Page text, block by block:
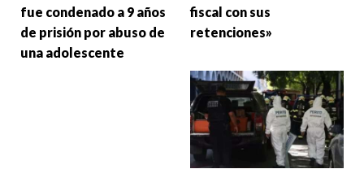
fue condenado a 9 años
de prisión por abuso de
una adolescente
fiscal con sus
retenciones»